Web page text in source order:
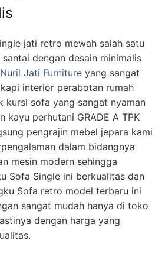
jati retro mewah salah satu
dengan desain minimalis
Nuril Jati Furniture yang sangat
interior perabotan rumah
kursi sofa yang sangat nyaman
kayu perhutani GRADE A TPK
pengrajin mebel jepara kami
dalam bidangnya
mesin modern sehingga
Sofa Single ini berkualitas dan
Sofa retro model terbaru ini
sangat mudah hanya di toko
dengan harga yang